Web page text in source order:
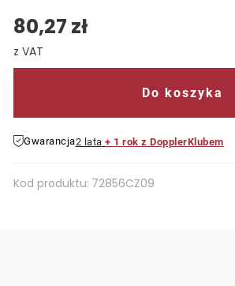
80,27 zł
Cena jednostkowa:
Do koszyka
Gwarancja2 lata + 1 rok z DopplerKlubem
Kod produktu: 72856CZ09